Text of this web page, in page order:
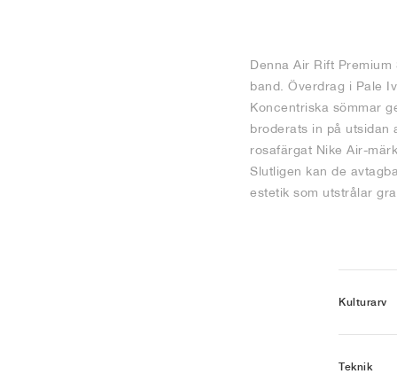
Denna Air Rift
band. Överdrag i Pale
Koncentriska sömmar
broderats in på utsidan
rosafärgat Nike Air-
Slutligen kan de
estetik som utstrålar
Kulturarv
Teknik